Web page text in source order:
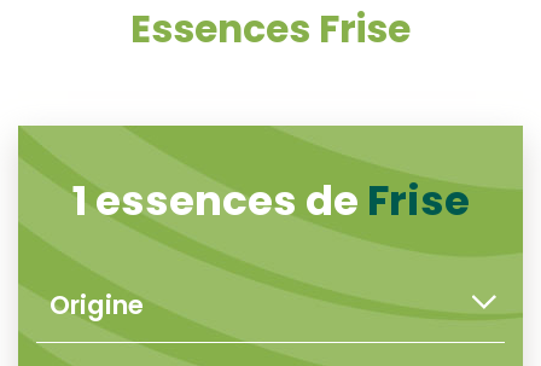
Essences Frise
1 essences de Frise